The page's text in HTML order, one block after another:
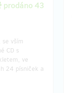
prodáno 43
vším
CD s
ve
24 písniček a